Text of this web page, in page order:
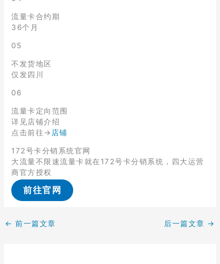
流量卡合约期
36个月
05
不发货地区
仅发四川
06
流量卡定向范围
详见店铺介绍
点击前往→ 店铺
172号卡分销系统官网
大流量不限速流量卡就在172号卡分销系统，四大运营
商官方授权
前往官网
← 前一篇文章 后一篇文章 →